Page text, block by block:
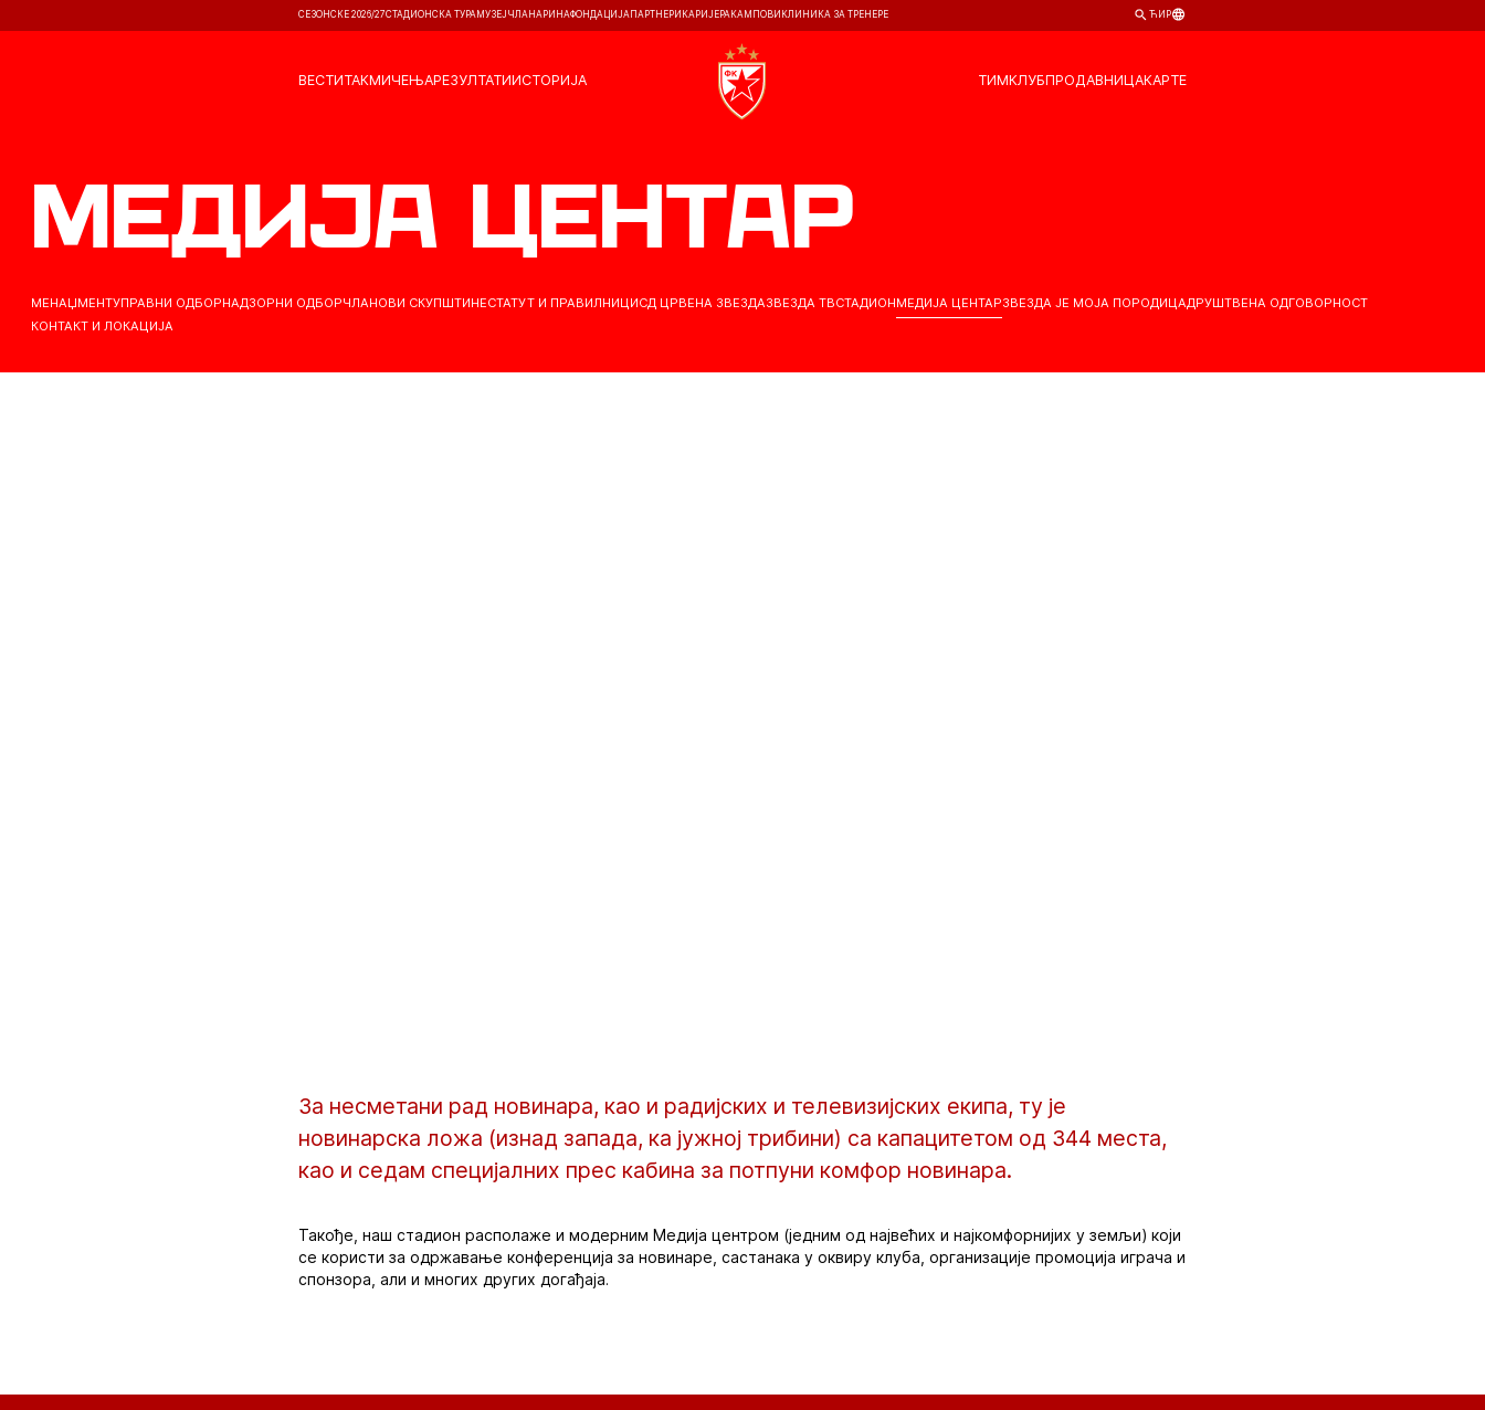
СЕЗОНСКЕ 2026/27СТАДИОНСКА ТУРА МУЗЕЈ ЧЛАНАРИНАФОНДАЦИЈА ПАРТНЕРИ КАРИЈЕРА КАМПОВИ КЛИНИКА ЗА ТРЕНЕРЕ ЋИР
ВЕСТИТАКМИЧЕЊАРЕЗУЛТАТИИСТОРИЈА ТИМКЛУБПРОДАВНИЦАКАРТЕ
медија центар
МЕНАЏМЕНТУПРАВНИ ОДБОРНАДЗОРНИ ОДБОРЧЛАНОВИ СКУПШТИНЕСТАТУТ И ПРАВИЛНИЦИСД ЦРВЕНА ЗВЕЗДАЗВЕЗДА ТВСТАДИОНМЕДИЈА ЦЕНТАРЗВЕЗДА ЈЕ МОЈА ПОРОДИЦАДРУШТВЕНА ОДГОВОРНОСТ
КОНТАКТ И ЛОКАЦИЈА
За несметани рад новинара, као и радијских и телевизијских екипа, ту је
новинарска ложа (изнад запада, ка јужној трибини) са капацитетом од 344 места,
као и седам специјалних прес кабина за потпуни комфор новинара.
Такође, наш стадион располаже и модерним Медија центром (једним од највећих и најкомфорнијих у земљи) који
се користи за одржавање конференција за новинаре, састанака у оквиру клуба, организације промоција играча и
спонзора, али и многих других догађаја.